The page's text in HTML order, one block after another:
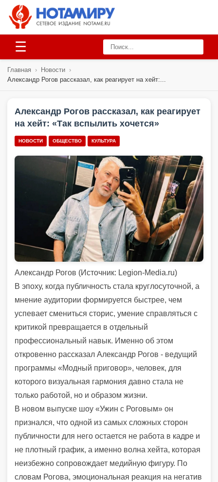
☰
Главная › Новости ›
Александр Рогов рассказал, как реагирует на хейт:...
Александр Рогов рассказал, как реагирует
на хейт: «Так вспылить хочется»
НОВОСТИ ОБЩЕСТВО КУЛЬТУРА
Александр Рогов (Источник: Legion-Media.ru)
В эпоху, когда публичность стала круглосуточной, а
мнение аудитории формируется быстрее, чем
успевает смениться сторис, умение справляться с
критикой превращается в отдельный
профессиональный навык. Именно об этом
откровенно рассказал Александр Рогов - ведущий
программы «Модный приговор», человек, для
которого визуальная гармония давно стала не
только работой, но и образом жизни.
В новом выпуске шоу «Ужин с Роговым» он
признался, что одной из самых сложных сторон
публичности для него остается не работа в кадре и
не плотный график, а именно волна хейта, которая
неизбежно сопровождает медийную фигуру. По
словам Рогова, эмоциональная реакция на негатив